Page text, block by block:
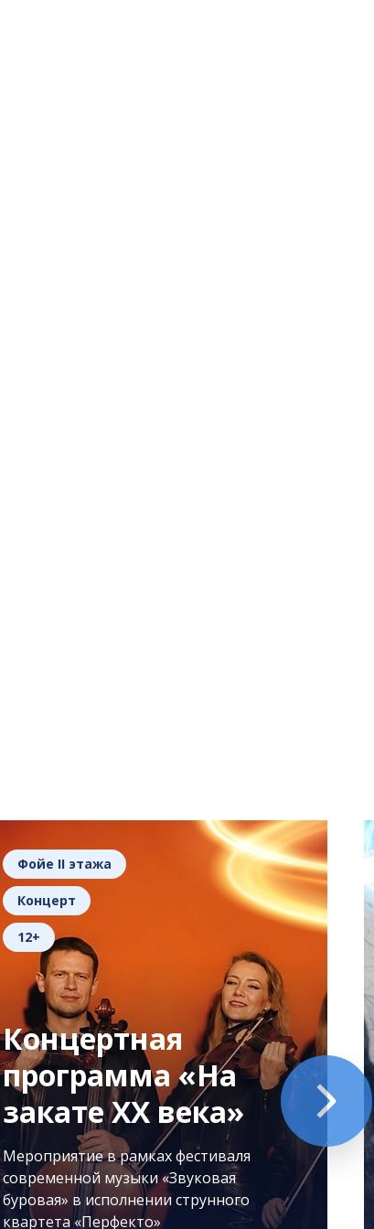
Фойе II этажа
Концерт
12+
Концертная
программа «На
закате XX века»
Мероприятие в рамках фестиваля
современной музыки «Звуковая
буровая» в исполнении струнного
квартета «Перфекто»